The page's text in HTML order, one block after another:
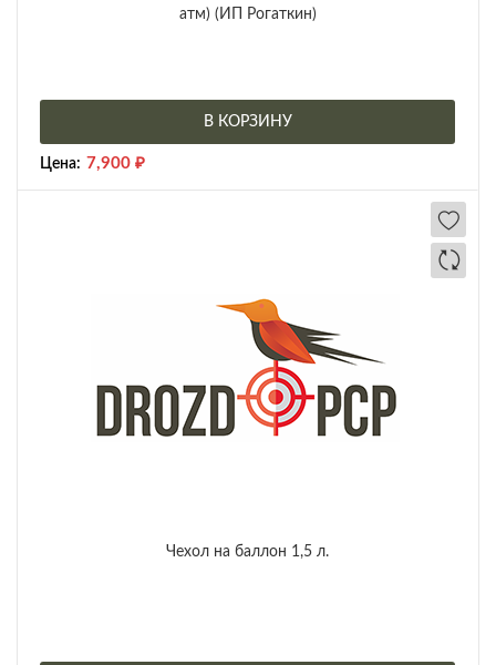
атм) (ИП Рогаткин)
В КОРЗИНУ
Цена: 7,900 ₽
Чехол на баллон 1,5 л.